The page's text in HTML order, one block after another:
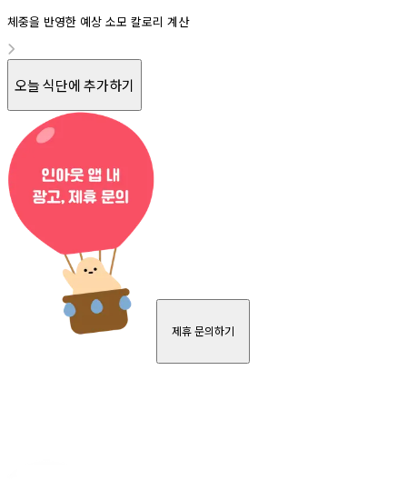
체중을 반영한 예상 소모 칼로리 계산
오늘 식단에 추가하기
제휴 문의하기